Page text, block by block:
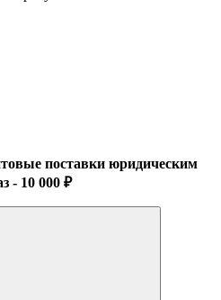
поставки юридическим
- 10 000 ₽